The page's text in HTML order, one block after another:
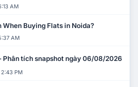
AM
When Buying Flats in Noida?
AM
Phân tích snapshot ngày 06/08/2026
PM